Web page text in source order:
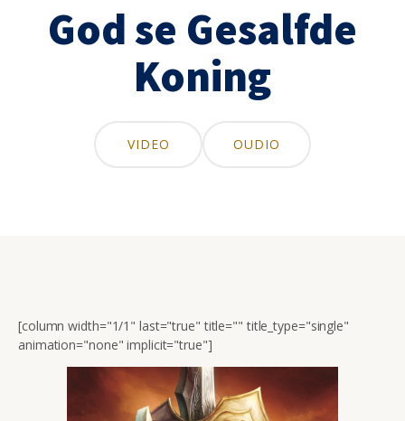
God se Gesalfde
Koning
VIDEO OUDIO
[column width="1/1" last="true" title="" title_type="single"
animation="none" implicit="true"]